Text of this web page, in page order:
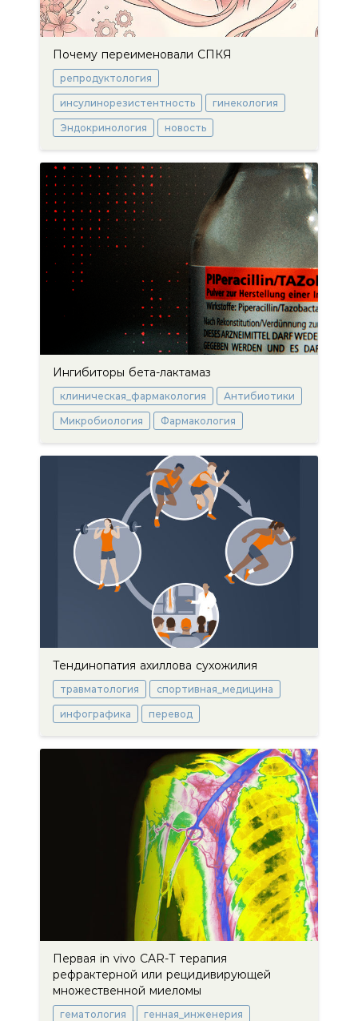
Почему переименовали СПКЯ
репродуктология
инсулинорезистентность гинекология
Эндокринология новость
Ингибиторы бета-лактамаз
клиническая_фармакология Антибиотики
Микробиология Фармакология
Тендинопатия ахиллова сухожилия
травматология спортивная_медицина
инфографика перевод
Первая in vivo CAR-Т терапия
рефрактерной или рецидивирующей
множественной миеломы
гематология генная_инженерия